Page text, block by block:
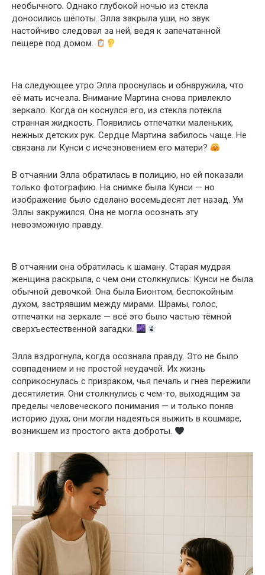
необычного. Однако глубокой ночью из стекла
доносились шёпоты. Элла закрыла уши, но звук
настойчиво следовал за ней, ведя к запечатанной
пещере под домом.
На следующее утро Элла проснулась и обнаружила, что
её мать исчезла. Внимание Мартина снова привлекло
зеркало. Когда он коснулся его, из стекла потекла
странная жидкость. Появились отпечатки маленьких,
нежных детских рук. Сердце Мартина забилось чаще. Не
связана ли Кунси с исчезновением его матери?
В отчаянии Элла обратилась в полицию, но ей показали
только фотографию. На снимке была Кунси — но
изображение было сделано восемьдесят лет назад. Ум
Эллы закружился. Она не могла осознать эту
невозможную правду.
В отчаянии она обратилась к шаману. Старая мудрая
женщина раскрыла, с чем они столкнулись: Кунси не была
обычной девочкой. Она была Бионтом, беспокойным
духом, застрявшим между мирами. Шрамы, голос,
отпечатки на зеркале — всё это было частью тёмной
сверхъестественной загадки.
Элла вздрогнула, когда осознала правду. Это не было
совпадением и не простой неудачей. Их жизнь
соприкоснулась с призраком, чья печаль и гнев пережили
десятилетия. Они столкнулись с чем-то, выходящим за
пределы человеческого понимания — и только поняв
историю духа, они могли надеяться выжить в кошмаре,
возникшем из простого акта доброты.